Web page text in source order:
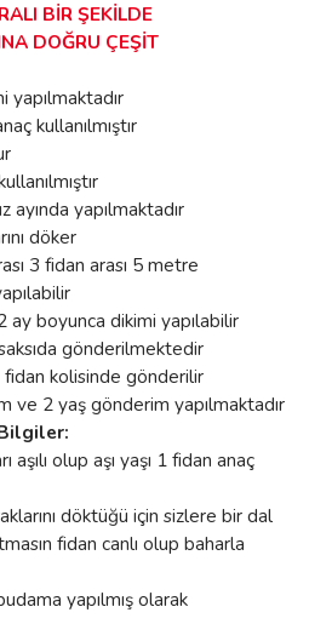
BİR ŞEKİLDE
DOĞRU ÇEŞİT
yapılmaktadır
kullanılmıştır
ayında yapılmaktadır
döker
3 fidan arası 5 metre
boyunca dikimi yapılabilir
gönderilmektedir
fidan kolisinde gönderilir
ve 2 yaş gönderim yapılmaktadır
olup aşı yaşı 1 fidan anaç
döktüğü için sizlere bir dal
fidan canlı olup baharla
yapılmış olarak